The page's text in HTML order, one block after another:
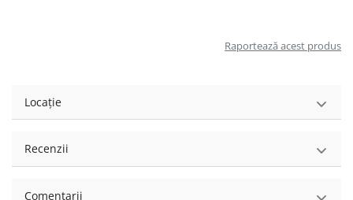
Raportează acest produs
Locație
Recenzii
Comentarii